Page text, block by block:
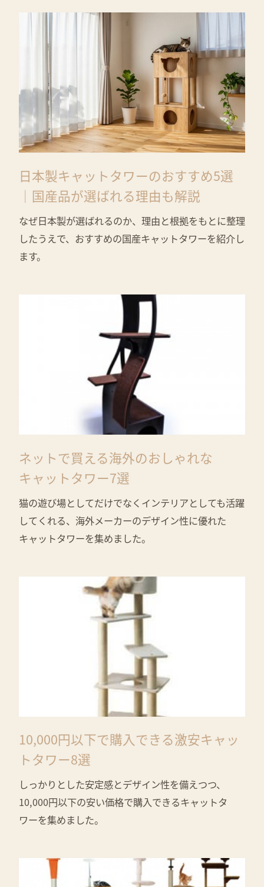
日本製キャットタワーのおすすめ5選
｜国産品が選ばれる理由も解説
なぜ日本製が選ばれるのか、理由と根拠をもとに整理
したうえで、おすすめの国産キャットタワーを紹介し
ます。
ネットで買える海外のおしゃれな
キャットタワー7選
猫の遊び場としてだけでなくインテリアとしても活躍
してくれる、海外メーカーのデザイン性に優れた
キャットタワーを集めました。
10,000円以下で購入できる激安キャッ
トタワー8選
しっかりとした安定感とデザイン性を備えつつ、
10,000円以下の安い価格で購入できるキャットタ
ワーを集めました。